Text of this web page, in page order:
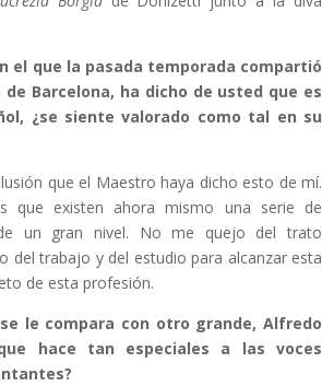
el que la pasada temporada compartió
Barcelona, ha dicho de usted que es
¿se siente valorado como tal en su
que el Maestro haya dicho esto de mí.
que existen ahora mismo una serie de
un gran nivel. No me quejo del trato
del trabajo y del estudio para alcanzar esta
de esta profesión.
le compara con otro grande, Alfredo
hace tan especiales a las voces